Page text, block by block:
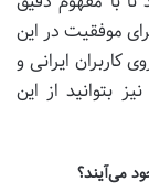
موفقیت در این
ایرانی و
بتوانید از این